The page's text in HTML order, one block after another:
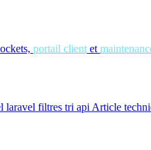
portail client et
laravel filtres tri api Article